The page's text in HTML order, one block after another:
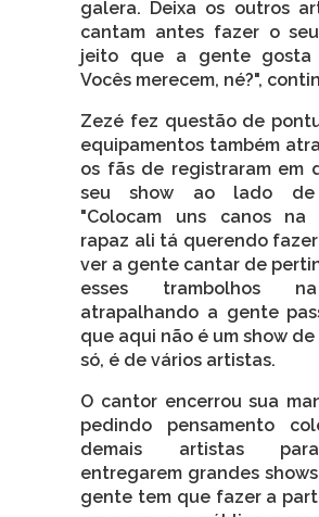
galera. Deixa os outros
cantam antes fazer o
jeito que a gente gosta
Vocês merecem, né?",
Zezé fez questão de
equipamentos também
os fãs de registraram em
seu show ao lado de
"Colocam uns canos
rapaz ali tá querendo
ver a gente cantar de
esses trambolhos
atrapalhando a gente
que aqui não é um show
só, é de vários artistas.
O cantor encerrou sua
pedindo pensamento
demais artistas
entregarem grandes
gente tem que fazer a